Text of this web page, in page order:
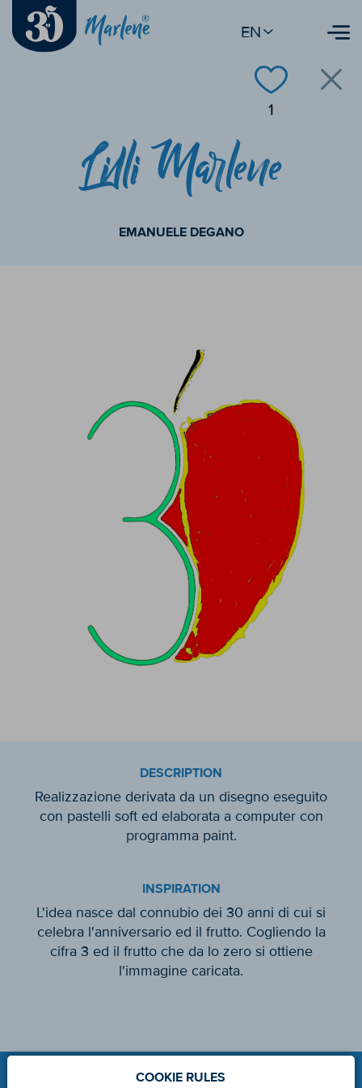
EN
1
Lilli Marlene
EMANUELE DEGANO
DESCRIPTION
Realizzazione derivata da un disegno eseguito
con pastelli soft ed elaborata a computer con
programma paint.
INSPIRATION
L'idea nasce dal connubio dei 30 anni di cui si
celebra l'anniversario ed il frutto. Cogliendo la
cifra 3 ed il frutto che da lo zero si ottiene
l'immagine caricata.
COOKIE RULES